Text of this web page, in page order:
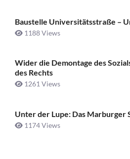
Baustelle Universitätsstraße ­–
1188 Views
Wider die Demontage des
des Rechts
1261 Views
Unter der Lupe: Das Marburger
1174 Views